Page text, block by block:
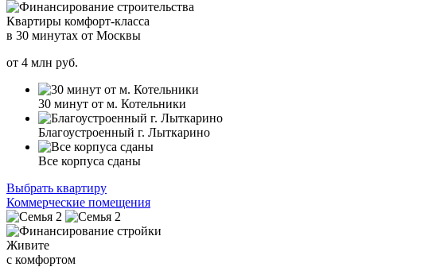
Квартиры комфорт-класса
в 30 минутах от Москвы
от 4 млн руб.
30 минут от м. Котельники
Благоустроенный г. Лыткарино
Все корпуса сданы
Выбрать квартиру
Коммерческие помещения
Живите
с комфортом